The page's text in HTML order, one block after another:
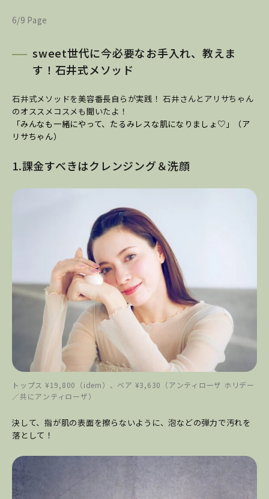
6/9 Page
sweet世代に今必要なお手入れ、教えま
す！石井式メソッド
石井式メソッドを美容番長自らが実践！ 石井さんとアリサちゃん
のオススメコスメも聞いたよ！
「みんなも一緒にやって、たるみレスな肌になりましょ♡」（ア
リサちゃん）
1.課金すべきはクレンジング＆洗顔
トップス ¥19,800（idem）、ベア ¥3,630（アンティローザ ホリデー
／共にアンティローザ）
決して、指が肌の表面を擦らないように、泡などの弾力で汚れを
落として！